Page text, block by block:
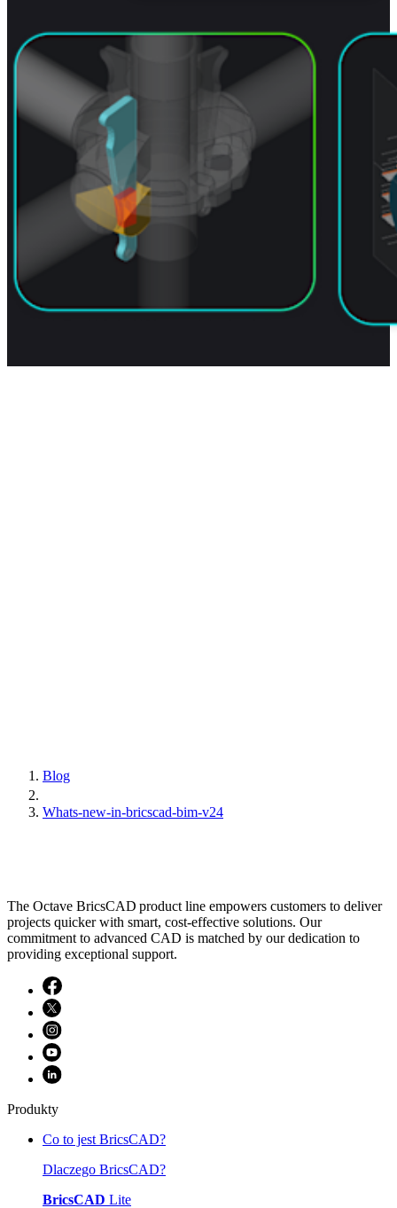
Blog
Whats-new-in-bricscad-bim-v24
The Octave BricsCAD product line empowers customers to deliver
projects quicker with smart, cost-effective solutions. Our
commitment to advanced CAD is matched by our dedication to
providing exceptional support.
Produkty
Co to jest BricsCAD?
Dlaczego BricsCAD?
BricsCAD Lite